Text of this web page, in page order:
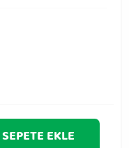
SEPETE EKLE